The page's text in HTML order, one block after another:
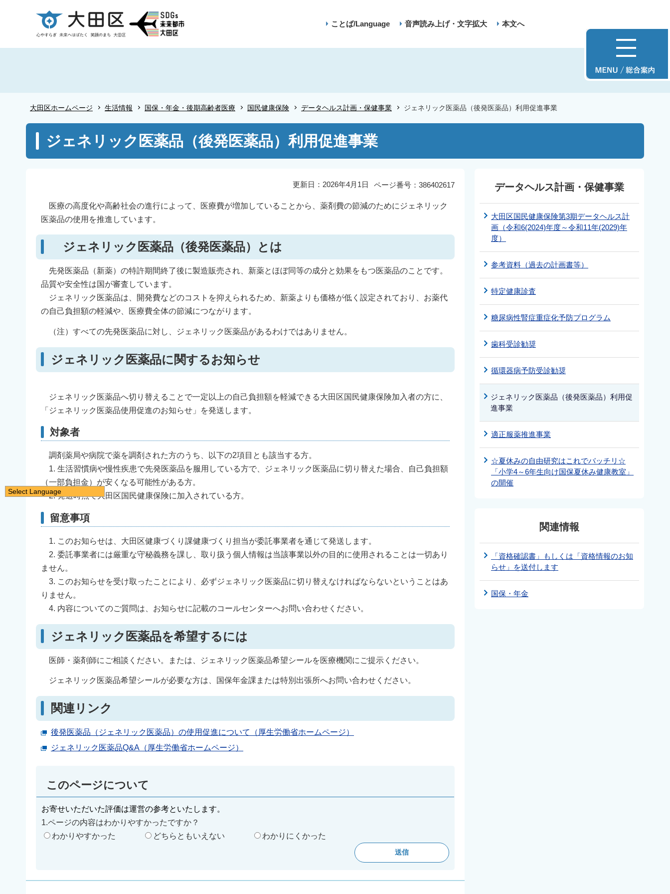
ー
ことば/Language 音声読み上げ・文字拡大 本文へ
大田区ホームページ 生活情報 国保・年金・後期高齢者医療 国民健康保険 データヘルス計画・保健事業 ジェネリック医薬品（後発医薬品）利用促進事業
こ
ジェネリック医薬品（後発医薬品）利用促進事業
ページ番号：386402617
更新日：2026年4月1日
医療の高度化や高齢社会の進行によって、医療費が増加していることから、薬剤費の節減のためにジェネリック
医薬品の使用を推進しています。
ジェネリック医薬品（後発医薬品）とは
先発医薬品（新薬）の特許期間終了後に製造販売され、新薬とほぼ同等の成分と効果をもつ医薬品のことです。
品質や安全性は国が審査しています。
ジェネリック医薬品は、開発費などのコストを抑えられるため、新薬よりも価格が低く設定されており、お薬代
の自己負担額の軽減や、医療費全体の節減につながります。
（注）すべての先発医薬品に対し、ジェネリック医薬品があるわけではありません。
ジェネリック医薬品に関するお知らせ
ジェネリック医薬品へ切り替えることで一定以上の自己負担額を軽減できる大田区国民健康保険加入者の方に、
「ジェネリック医薬品使用促進のお知らせ」を発送します。
対象者
調剤薬局や病院で薬を調剤された方のうち、以下の2項目とも該当する方。
1. 生活習慣病や慢性疾患で先発医薬品を服用している方で、ジェネリック医薬品に切り替えた場合、自己負担額
（一部負担金）が安くなる可能性がある方。
2. 発送時点で大田区国民健康保険に加入されている方。
留意事項
1. このお知らせは、大田区健康づくり課健康づくり担当が委託事業者を通じて発送します。
2. 委託事業者には厳重な守秘義務を課し、取り扱う個人情報は当該事業以外の目的に使用されることは一切あり
ません。
3. このお知らせを受け取ったことにより、必ずジェネリック医薬品に切り替えなければならないということはあ
りません。
4. 内容についてのご質問は、お知らせに記載のコールセンターへお問い合わせください。
ジェネリック医薬品を希望するには
医師・薬剤師にご相談ください。または、ジェネリック医薬品希望シールを医療機関にご提示ください。
ジェネリック医薬品希望シールが必要な方は、国保年金課または特別出張所へお問い合わせください。
関連リンク
後発医薬品（ジェネリック医薬品）の使用促進について（厚生労働省ホームページ）
ジェネリック医薬品Q&A（厚生労働省ホームページ）
このページについて
お寄せいただいた評価は運営の参考といたします。
1.ページの内容はわかりやすかったですか？
わかりやすかった
どちらともいえない わかりにくかった
データヘルス計画・保健事業
大田区国民健康保険第3期データヘルス計
画（令和6(2024)年度～令和11年(2029)年
度）
参考資料（過去の計画書等）
特定健康診査
糖尿病性腎症重症化予防プログラム
歯科受診勧奨
循環器病予防受診勧奨
ジェネリック医薬品（後発医薬品）利用促
進事業
適正服薬推進事業
☆夏休みの自由研究はこれでバッチリ☆
「小学4～6年生向け国保夏休み健康教室」
の開催
関連情報
「資格確認書」もしくは「資格情報のお知
らせ」を送付します
国保・年金
Select Language